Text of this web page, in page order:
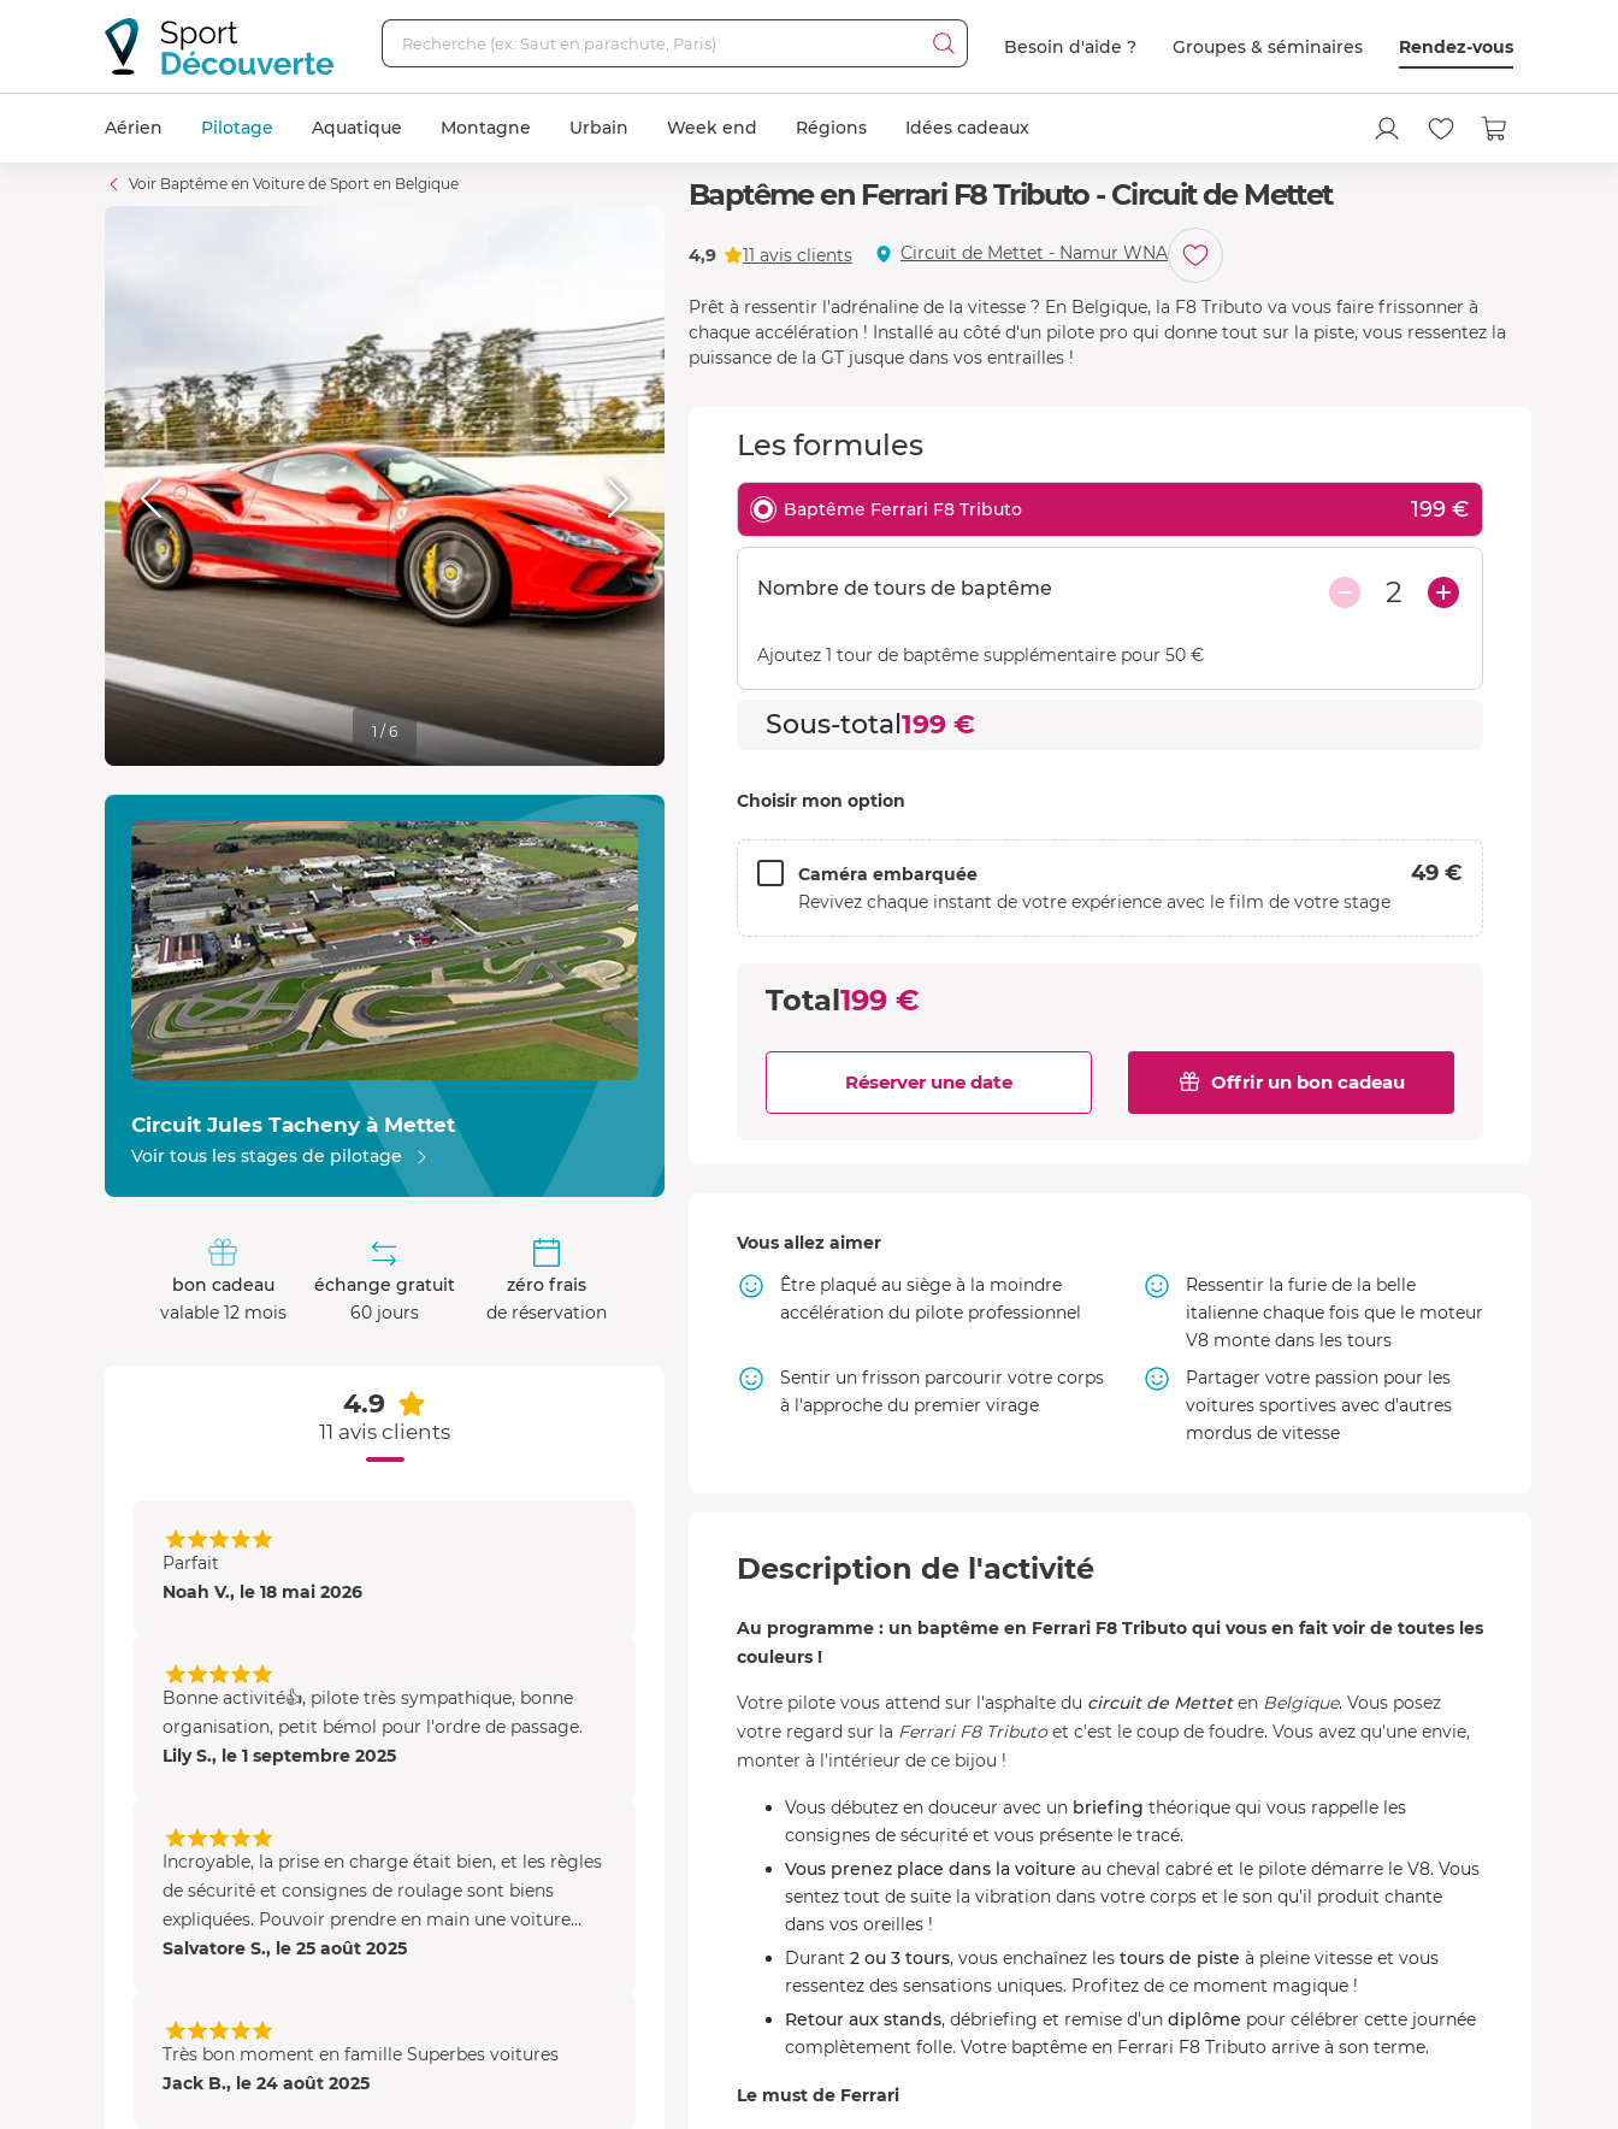
Besoin d'aide ? Groupes & séminaires Rendez-vous
Aérien Pilotage Aquatique Montagne Urbain Week end Régions Idées cadeaux
Baptême en Ferrari F8 Tributo - Circuit de Mettet
4,9 11 avis clients Circuit de Mettet - Namur WNA
Prêt à ressentir l'adrénaline de la vitesse ? En Belgique, la F8 Tributo va vous faire frissonner à
chaque accélération ! Installé au côté d'un pilote pro qui donne tout sur la piste, vous ressentez la
puissance de la GT jusque dans vos entrailles !
Les formules
Baptême Ferrari F8 Tributo 199 €
Nombre de tours de baptême 2
Ajoutez 1 tour de baptême supplémentaire pour 50 €
Sous-total 199 €
Choisir mon option
Caméra embarquée
Revivez chaque instant de votre expérience avec le film de votre stage
49 €
Total199 €
Offrir un bon cadeau
Réserver une date
Vous allez aimer
Être plaqué au siège à la moindre
accélération du pilote professionnel
Ressentir la furie de la belle
italienne chaque fois que le moteur
V8 monte dans les tours
Sentir un frisson parcourir votre corps
à l'approche du premier virage
Partager votre passion pour les
voitures sportives avec d'autres
mordus de vitesse
Description de l'activité
Au programme : un baptême en Ferrari F8 Tributo qui vous en fait voir de toutes les
couleurs !
Votre pilote vous attend sur l'asphalte du circuit de Metteten Belgique. Vous posez
votre regard sur la Ferrari F8 Tributoet c'est le coup de foudre. Vous avez qu'une envie,
monter à l'intérieur de ce bijou !
Vous débutez en douceur avec un briefing théorique qui vous rappelle les
consignes de sécurité et vous présente le tracé.
Vous prenez place dans la voiture au cheval cabré et le pilote démarre le V8. Vous
sentez tout de suite la vibration dans votre corps et le son qu'il produit chante
dans vos oreilles !
Durant 2 ou 3 tours, vous enchaînez les tours de piste à pleine vitesse et vous
ressentez des sensations uniques. Profitez de ce moment magique !
Retour aux stands, débriefing et remise d'un diplôme pour célébrer cette journée
complètement folle. Votre baptême en Ferrari F8 Tributo arrive à son terme.
Le must de Ferrari
Voir Baptême en Voiture de Sport en Belgique
1 / 6
Circuit Jules Tacheny à Mettet
Voir tous les stages de pilotage
bon cadeau
valable 12 mois
échange gratuit
60 jours
zéro frais
de réservation
4.9
11 avis clients
Parfait
Noah V., le 18 mai 2026
Bonne activité👍, pilote très sympathique, bonne
organisation, petit bémol pour l'ordre de passage.
Lily S., le 1 septembre 2025
Incroyable, la prise en charge était bien, et les règles
de sécurité et consignes de roulage sont biens
expliquées. Pouvoir prendre en main une voiture...
Salvatore S., le 25 août 2025
Très bon moment en famille Superbes voitures
Jack B., le 24 août 2025